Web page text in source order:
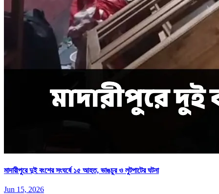
মাদারীপুরে দুই বংশের সংঘর্ষে ১৫ আহত, ভাঙচুর ও লুটপাটের ঘটনা
Jun 15, 2026